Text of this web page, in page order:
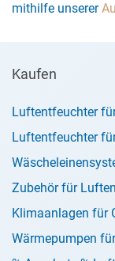
mithilfe unserer
Kaufen
Luftentfeuchter
Luftentfeuchter
Zubehör für
Klimaanlagen für
Wärmepumpen